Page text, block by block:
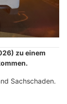
zu einem
Sachschaden.